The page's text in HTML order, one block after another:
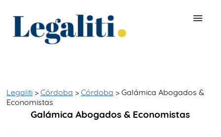
Legaliti > Córdoba > Córdoba > Galámica Abogados &
Economistas
Galámica Abogados & Economistas